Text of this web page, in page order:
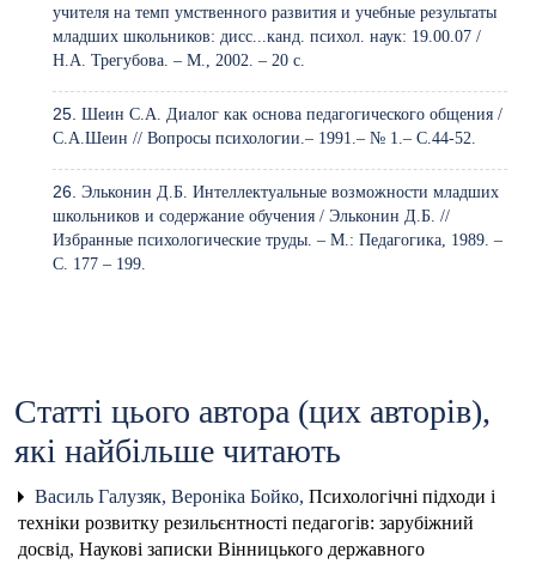
учителя на темп умственного развития и учебные результаты
младших школьников: дисс...канд. психол. наук: 19.00.07 /
Н.А. Трегубова. – М., 2002. – 20 с.
Шеин С.А. Диалог как основа педагогического общения /
С.А.Шеин // Вопросы психологии.– 1991.– № 1.– С.44-52.
Эльконин Д.Б. Интеллектуальные возможности младших
школьников и содержание обучения / Эльконин Д.Б. //
Избранные психологические труды. – М.: Педагогика, 1989. –
С. 177 – 199.
Статті цього автора (цих авторів),
які найбільше читають
Василь Галузяк, Вероніка Бойко, Психологічні підходи і
техніки розвитку резильєнтності педагогів: зарубіжний
досвід, Наукові записки Вінницького державного